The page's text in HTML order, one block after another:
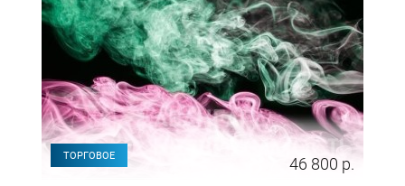
ТОРГОВОЕ 46 800 р.